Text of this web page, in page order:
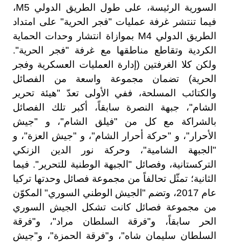
السورية الرئيسة، على طول الطريق الدولي M5،
فيما تنتشر غرفة عمليات "فجر الحرية" على امتداد
الطريق الدولي M4 بموازاة انتشار وحدات الحماية
الكردية وتقاطع مناطقها مع غرفة "فجر الحرية".
ولكن كلا الغرفتين (إدارة العمليات العسكرية وفجر
الحرية) تضمان مجموعة واسعة من الفصائل
والكتائب المسلحة، ففي الأولى تعدّ "هيئة تحرير
الشام"، جبهة النصرة سابقاً، أكبر تلك الفصائل
بالشراكة مع كل من "فيلق الشام"، و "جيش
الأحرار"، و "حركة أحرار الشام"، و "جيش العزة"، و
"الجبهة الشامية"، وحركة نور الدين الزنكي
التركستانية، وفصائل "الجبهة الوطنية للتحرير". فيما
الثانية؛ تمثّل تحالفاً من مجموعة فصائل وحدتها تركيا
عام 2017، وتضم "الجيش الوطني السوري" المكوّن
من مجموعة فصائل كانت تشكل الجيش السوري
الحر سابقاً، و"فرقة السلطان مراد"، و"فرقة
السلطان سليمان شاه"، و"فرقة الحمزة"، و"جيش